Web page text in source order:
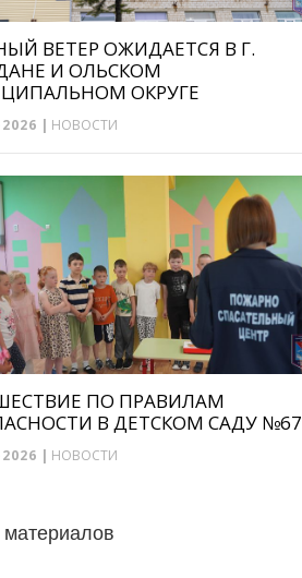
ВЕТЕР ОЖИДАЕТСЯ В Г.
И ОЛЬСКОМ
ОКРУГЕ
| НОВОСТИ
ПО ПРАВИЛАМ
В ДЕТСКОМ САДУ №67
| НОВОСТИ